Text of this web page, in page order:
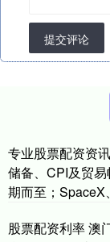
提交评论
专业股票配资资
储备、CPI及贸
期而至；SpaceX
股票配资利率 澳